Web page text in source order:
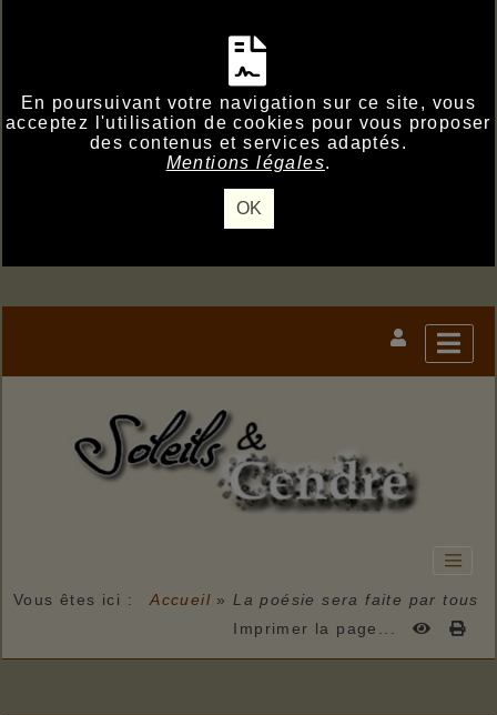
En poursuivant votre navigation sur ce site, vous
acceptez l'utilisation de cookies pour vous proposer
des contenus et services adaptés.
Mentions légales.
OK
Vous êtes ici : Accueil » La poésie sera faite par tous
Imprimer la page...